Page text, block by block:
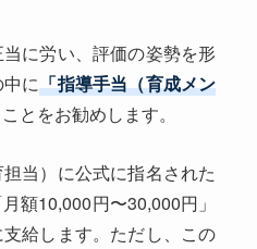
に労い、評価の姿勢を形
に「指導手当（育成メン
とをお勧めします。
当）に公式に指名された
額10,000円〜30,000円」
給します。ただし、この